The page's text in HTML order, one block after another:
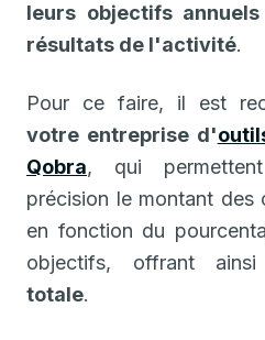
leurs objectifs
résultats de l'activité.
Pour ce faire, il est
votre entreprise d'
Qobra, qui
précision le montant des
en fonction du
objectifs, offrant ainsi
totale.